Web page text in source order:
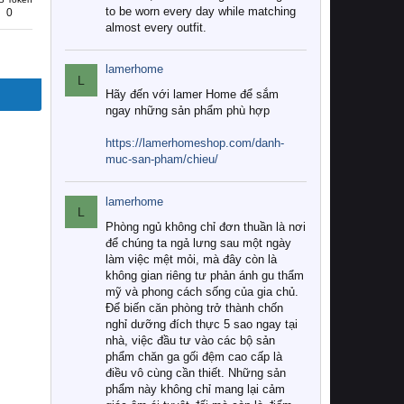
0
to be worn every day while matching
almost every outfit.
L
lamerhome
Hãy đến với lamer Home để sắm
ngay những sản phẩm phù hợp
https://lamerhomeshop.com/danh-
muc-san-pham/chieu/
L
lamerhome
Phòng ngủ không chỉ đơn thuần là nơi
để chúng ta ngả lưng sau một ngày
làm việc mệt mỏi, mà đây còn là
không gian riêng tư phản ánh gu thẩm
mỹ và phong cách sống của gia chủ.
Để biến căn phòng trở thành chốn
nghỉ dưỡng đích thực 5 sao ngay tại
nhà, việc đầu tư vào các bộ sản
phẩm chăn ga gối đệm cao cấp là
điều vô cùng cần thiết. Những sản
phẩm này không chỉ mang lại cảm